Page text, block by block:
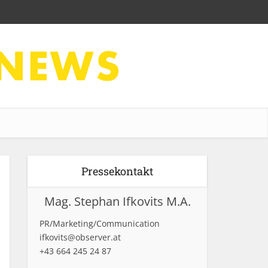
Pressekontakt
Mag. Stephan Ifkovits M.A.
PR/Marketing/Communication
ifkovits@observer.at
+43 664 245 24 87